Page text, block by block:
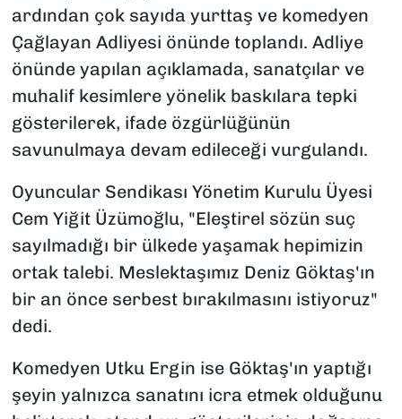
ardından çok sayıda yurttaş ve komedyen
Çağlayan Adliyesi önünde toplandı. Adliye
önünde yapılan açıklamada, sanatçılar ve
muhalif kesimlere yönelik baskılara tepki
gösterilerek, ifade özgürlüğünün
savunulmaya devam edileceği vurgulandı.
Oyuncular Sendikası Yönetim Kurulu Üyesi
Cem Yiğit Üzümoğlu, "Eleştirel sözün suç
sayılmadığı bir ülkede yaşamak hepimizin
ortak talebi. Meslektaşımız Deniz Göktaş'ın
bir an önce serbest bırakılmasını istiyoruz"
dedi.
Komedyen Utku Ergin ise Göktaş'ın yaptığı
şeyin yalnızca sanatını icra etmek olduğunu